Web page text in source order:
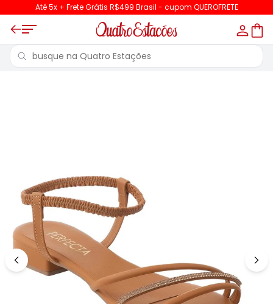
Até 5x + Frete Grátis R$499 Brasil - cupom QUEROFRETE